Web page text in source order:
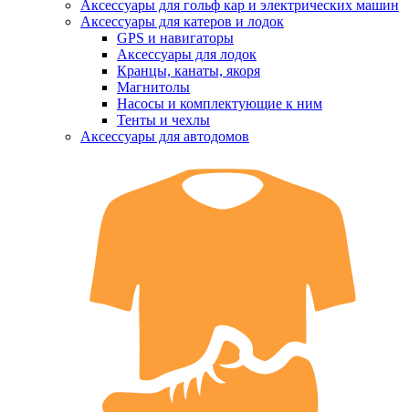
Аксессуары для гольф кар и электрических машин
Аксессуары для катеров и лодок
GPS и навигаторы
Аксессуары для лодок
Кранцы, канаты, якоря
Магнитолы
Насосы и комплектующие к ним
Тенты и чехлы
Аксессуары для автодомов